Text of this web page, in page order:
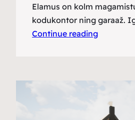
Elamus on kolm
kodukontor ning garaaž.
Continue reading